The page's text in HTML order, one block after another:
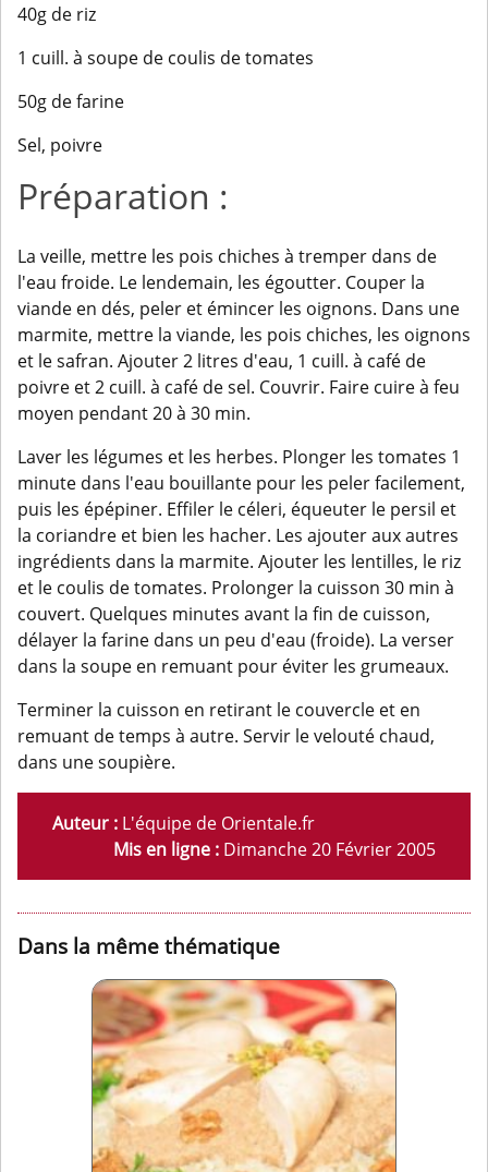
40g de riz
1 cuill. à soupe de coulis de tomates
50g de farine
Sel, poivre
Préparation :
La veille, mettre les pois chiches à tremper dans de
l'eau froide. Le lendemain, les égoutter. Couper la
viande en dés, peler et émincer les oignons. Dans une
marmite, mettre la viande, les pois chiches, les oignons
et le safran. Ajouter 2 litres d'eau, 1 cuill. à café de
poivre et 2 cuill. à café de sel. Couvrir. Faire cuire à feu
moyen pendant 20 à 30 min.
Laver les légumes et les herbes. Plonger les tomates 1
minute dans l'eau bouillante pour les peler facilement,
puis les épépiner. Effiler le céleri, équeuter le persil et
la coriandre et bien les hacher. Les ajouter aux autres
ingrédients dans la marmite. Ajouter les lentilles, le riz
et le coulis de tomates. Prolonger la cuisson 30 min à
couvert. Quelques minutes avant la fin de cuisson,
délayer la farine dans un peu d'eau (froide). La verser
dans la soupe en remuant pour éviter les grumeaux.
Terminer la cuisson en retirant le couvercle et en
remuant de temps à autre. Servir le velouté chaud,
dans une soupière.
Auteur : L'équipe de Orientale.fr
Mis en ligne : Dimanche 20 Février 2005
Dans la même thématique